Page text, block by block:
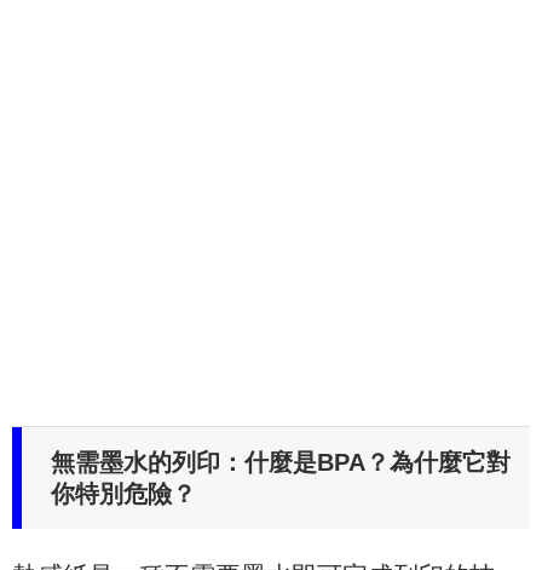
無需墨水的列印：什麼是BPA？為什麼它對
你特別危險？